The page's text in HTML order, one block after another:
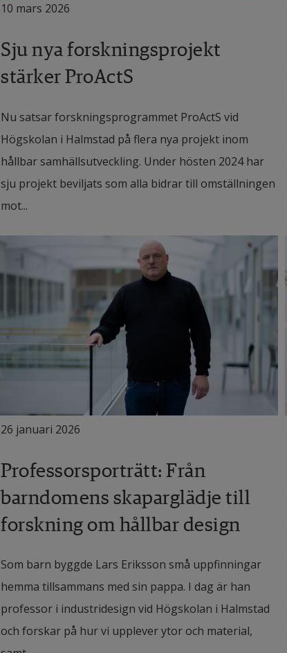
10 mars 2026
Sju nya forskningsprojekt
stärker ProActS
Nu satsar forskningsprogrammet ProActS vid
Högskolan i Halmstad på flera nya projekt inom
hållbar samhällsutveckling. Under hösten 2024 har
sju projekt beviljats som alla bidrar till omställningen
mot...
26 januari 2026
Professorsporträtt: Från
barndomens skaparglädje till
forskning om hållbar design
Som barn byggde Lars Eriksson små uppfinningar
hemma tillsammans med sin pappa. I dag är han
professor i industridesign vid Högskolan i Halmstad
och forskar på hur vi upplever ytor och material,